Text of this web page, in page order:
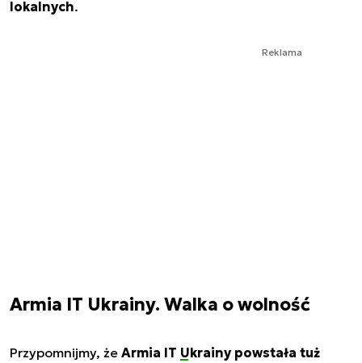
lokalnych.
Reklama
Armia IT Ukrainy. Walka o wolność
Przypomnijmy, że Armia IT Ukrainypowstała tuż